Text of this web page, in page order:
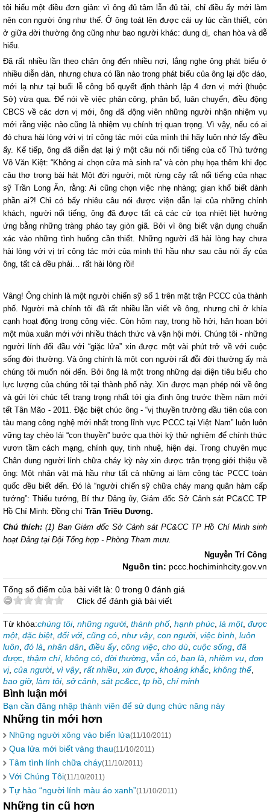
tôi hiểu một điều đơn giản: vì ông đủ tâm lẫn đủ tài, chỉ điều ấy mới làm
nên con người ông như thế. Ở ông toát lên được cái uy lúc cần thiết, còn
ở giữa đời thường ông cũng như bao người khác: dung dị, chan hòa và dễ
hiểu.
Đã rất nhiều lần theo chân ông đến nhiều nơi, lắng nghe ông phát biểu ở
nhiều diễn đàn, nhưng chưa có lần nào trong phát biểu của ông lại độc đáo,
mới lạ như tại buổi lễ công bố quyết định thành lập 4 đơn vị mới (thuộc
Sở) vừa qua. Để nói về việc phân công, phân bổ, luân chuyển, điều động
CBCS về các đơn vị mới, ông đã động viên những người nhận nhiệm vụ
mới rằng việc nào cũng là nhiệm vụ chính trị quan trọng. Vì vậy, nếu có ai
đó chưa hài lòng với vị trí công tác mới của mình thì hãy luôn nhớ lấy điều
ấy. Kế tiếp, ông đã diễn đạt lại ý một câu nói nổi tiếng của cố Thủ tướng
Võ Văn Kiệt: “Không ai chọn cửa mà sinh ra” và còn phụ họa thêm khi đọc
câu thơ trong bài hát Một đời người, một rừng cây rất nổi tiếng của nhạc
sỹ Trần Long Ẩn, rằng: Ai cũng chọn việc nhẹ nhàng; gian khổ biết dành
phần ai?! Chỉ có bấy nhiêu câu nói được viện dẫn lại của những chính
khách, người nổi tiếng, ông đã được tất cả các cử tọa nhiệt liệt hưởng
ứng bằng những tràng pháo tay giòn giã. Bởi vì ông biết vận dụng chuẩn
xác vào những tình huống cần thiết. Những người đã hài lòng hay chưa
hài lòng với vị trí công tác mới của mình thì hầu như sau câu nói ấy của
ông, tất cả đều phải… rất hài lòng rồi!
Vâng! Ông chính là một người chiến sỹ số 1 trên mặt trận PCCC của thành
phố. Người mà chính tôi đã rất nhiều lần viết về ông, nhưng chỉ ở khía
cạnh hoạt động trong công việc. Còn hôm nay, trong hồ hởi, hân hoan bởi
một mùa xuân mới với nhiều thách thức và vận hội mới. Chúng tôi - những
người lính đối đầu với “giặc lửa” xin được một vài phút trở về với cuộc
sống đời thường. Và ông chính là một con người rất đỗi đời thường ấy mà
chúng tôi muốn nói đến. Bởi ông là một trong những đại diện tiêu biểu cho
lực lượng của chúng tôi tại thành phố này. Xin được mạn phép nói về ông
và gửi lời chúc tết trang trọng nhất tới gia đình ông trước thềm năm mới
tết Tân Mão - 2011. Đặc biệt chúc ông - “vị thuyền trưởng đầu tiên của con
tàu mang công nghệ mới nhất trong lĩnh vực PCCC tại Việt Nam” luôn luôn
vững tay chèo lái “con thuyền” bước qua thời kỳ thử nghiệm để chính thức
vươn tầm cách mạng, chính quy, tinh nhuệ, hiện đại. Trong chuyên mục
Chân dung người lính chữa cháy kỳ này xin được trân trọng giới thiệu về
ông: Một nhân vật mà hầu như tất cả những ai làm công tác PCCC toàn
quốc đều biết đến. Đó là “người chiến sỹ chữa cháy mang quân hàm cấp
tướng”: Thiếu tướng, Bí thư Đảng ủy, Giám đốc Sở Cảnh sát PC&CC TP
Hồ Chí Minh: Đồng chí Trần Triều Dương.
Chú thích: (1) Ban Giám đốc Sở Cảnh sát PC&CC TP Hồ Chí Minh sinh
hoạt Đảng tại Đội Tổng hợp - Phòng Tham mưu.
Nguyễn Trí Công
Nguồn tin: pccc.hochiminhcity.gov.vn
Tổng số điểm của bài viết là: 0 trong 0 đánh giá
Click để đánh giá bài viết
Từ khóa:chúng tôi, những người, thành phố, hạnh phúc, là một, được
một, đặc biệt, đối với, cũng có, như vậy, con người, việc bình, luôn
luôn, đó là, nhân dân, điều ấy, công việc, cho dù, cuộc sống, đã
được, thậm chí, không có, đời thường, vẫn có, bạn là, nhiệm vụ, đơn
vị, của người, vì vậy, rất nhiều,xin được, khoảng khắc, không thể,
bao giờ, làm tôi, sở cảnh, sát pc&cc, tp hồ, chí minh
Bình luận mới
Bạn cần đăng nhập thành viên để sử dụng chức năng này
Những tin mới hơn
Những người xông vào biển lửa(11/10/2011)
Qua lửa mới biết vàng thau(11/10/2011)
Tâm tình lính chữa cháy(11/10/2011)
Với Chúng Tôi(11/10/2011)
Tự hào “người lính màu áo xanh”(11/10/2011)
Những tin cũ hơn